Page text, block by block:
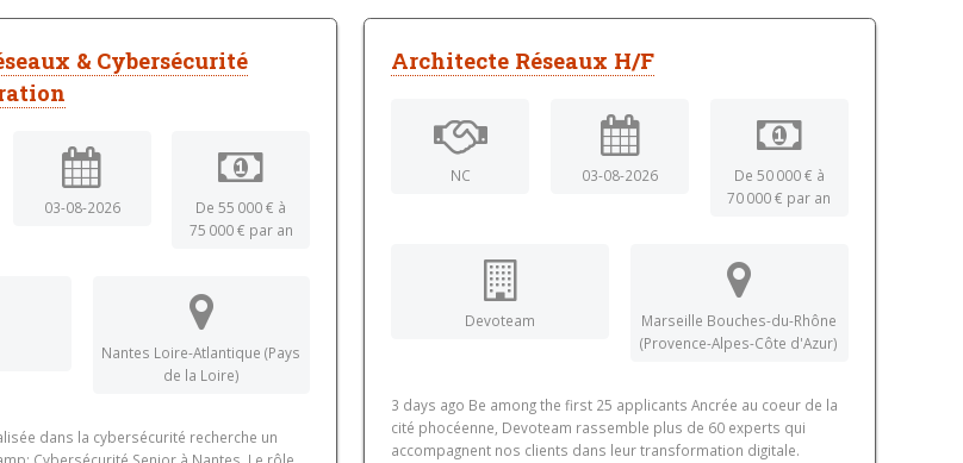
& Cybersécurité
03-08-2026
De 55 000 € à
75 000 € par an
Nantes Loire-Atlantique (Pays
de la Loire)
dans la cybersécurité recherche un
Architecte Réseaux H/F
NC 03-08-2026
De 50 000 € à
70 000 € par an
Devoteam
Marseille Bouches-du-Rhône
(Provence-Alpes-Côte d'Azur)
3 days ago Be among the first 25 applicants Ancrée au coeur de la
cité phocéenne, Devoteam rassemble plus de 60 experts qui
accompagnent nos clients dans leur transformation digitale.